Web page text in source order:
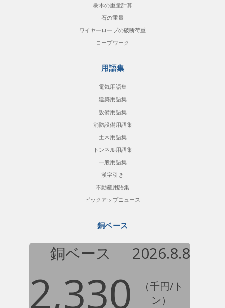
樹木の重量計算
石の重量
ワイヤーロープの破断荷重
ロープワーク
用語集
電気用語集
建築用語集
設備用語集
消防設備用語集
土木用語集
トンネル用語集
一般用語集
漢字引き
不動産用語集
ピックアップニュース
銅ベース
銅ベース 2026.8.8
2,330
（千円/ト
ン）